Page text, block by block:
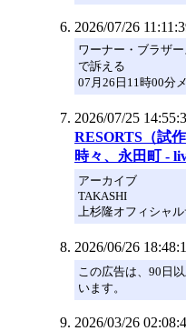
2026/07/26
ワーナー・ブラザ
で訴える
07月26日11時00分
2026/07/25
RESORTS（試
時々、永田町 -
アーカイブ
TAKASHI
上杉隆オフィシャ
2026/06/26
この広告は、90日
います。
2026/03/26